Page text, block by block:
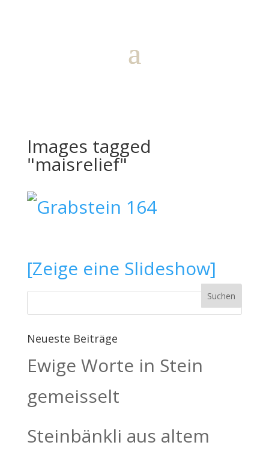
Images tagged
"maisrelief"
[Zeige eine Slideshow]
Neueste Beiträge
Ewige Worte in Stein
gemeisselt
Steinbänkli aus altem